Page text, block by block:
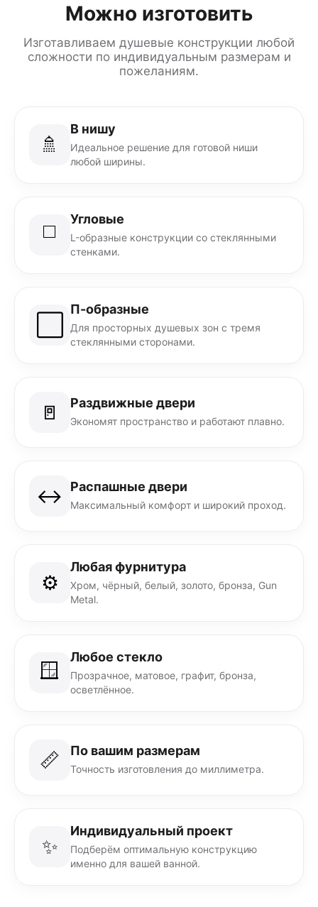
Можно изготовить
Изготавливаем душевые конструкции любой
сложности по индивидуальным размерам и
пожеланиям.
🚿
В нишу
Идеальное решение для готовой ниши
любой ширины.
◻️
Угловые
L-образные конструкции со стеклянными
стенками.
П-образные
Для просторных душевых зон с тремя
стеклянными сторонами.
🚪 Раздвижные двери
Экономят пространство и работают плавно.
↔️ Распашные двери
Максимальный комфорт и широкий проход.
⚙️
Любая фурнитура
Хром, чёрный, белый, золото, бронза, Gun
Metal.
🪟
Любое стекло
Прозрачное, матовое, графит, бронза,
осветлённое.
📏 По вашим размерам
Точность изготовления до миллиметра.
✨
Индивидуальный проект
Подберём оптимальную конструкцию
именно для вашей ванной.